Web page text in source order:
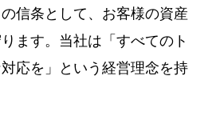
信条として、お客様の資産
ます。当社は「すべてのト
応を」という経営理念を持